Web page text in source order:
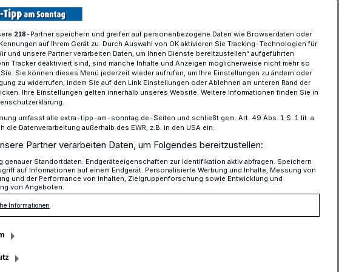
Ausbildung zur Telefonberatung
per Telefon
es das Elterntelefon, in Viersen seit drei
auch Berater*innen für das Hilfetelefon
ausgebildet.
218-Partner speichern und greifen auf personenbezogene Daten wie Browserdaten oder
auf Ihrem Gerät zu. Durch Auswahl von OK aktivieren Sie Tracking-Technologien für
und unsere Partner verarbeiten Daten, um Ihnen Dienste bereitzustellen“ aufgeführten
Tracker deaktiviert sind, sind manche Inhalte und Anzeigen möglicherweise nicht mehr so
Sie können dieses Menü jederzeit wieder aufrufen, um Ihre Einstellungen zu ändern oder
zu widerrufen, indem Sie auf den Link Einstellungen oder Ablehnen am unteren Rand der
Ihre Einstellungen gelten innerhalb unseres Website. Weitere Informationen finden Sie in
umfasst alle extra-tipp-am-sonntag.de-Seiten und schließt gem. Art. 49 Abs. 1 S. 1 lit. a
die Datenverarbeitung außerhalb des EWR, z.B. in den USA ein.
Partner verarbeiten Daten, um Folgendes bereitzustellen:
genauer Standortdaten. Endgeräteeigenschaften zur Identifikation aktiv abfragen. Speichern
auf Informationen auf einem Endgerät. Personalisierte Werbung und Inhalte, Messung von
und der Performance von Inhalten, Zielgruppenforschung sowie Entwicklung und
von Angeboten.
Informationen